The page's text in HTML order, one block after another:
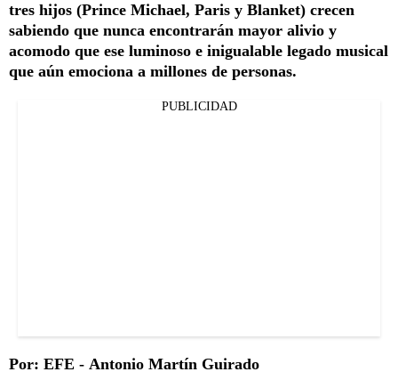
tres hijos (Prince Michael, Paris y Blanket) crecen
sabiendo que nunca encontrarán mayor alivio y
acomodo que ese luminoso e inigualable legado musical
que aún emociona a millones de personas.
PUBLICIDAD
Por: EFE - Antonio Martín Guirado